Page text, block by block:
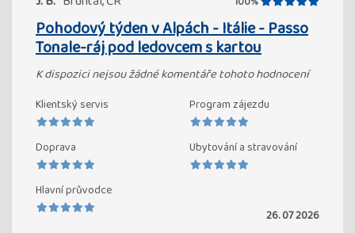
Pohodový týden v Alpách - Itálie - Passo
Tonale-ráj pod ledovcem s kartou
K dispozici nejsou žádné komentáře tohoto hodnocení
Klientský servis Program zájezdu
Doprava Ubytování a stravování
Hlavní průvodce
26. 07 2026